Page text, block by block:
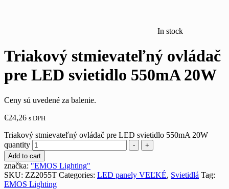
In stock
Triakový stmievateľný ovládač
pre LED svietidlo 550mA 20W
Ceny sú uvedené za balenie.
€24,26 s DPH
Triakový stmievateľný ovládač pre LED svietidlo 550mA 20W
quantity
-
+
Add to cart
značka: "EMOS Lighting"
SKU: ZZ2055T Categories: LED panely VEĽKÉ, Svietidlá Tag:
EMOS Lighting